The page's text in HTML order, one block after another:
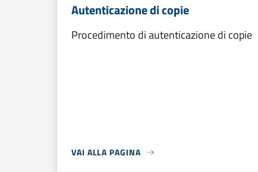
Autenticazione di copie
Procedimento di autenticazione di copie
VAI ALLA PAGINA